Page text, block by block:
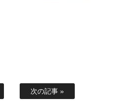
次の記事 »